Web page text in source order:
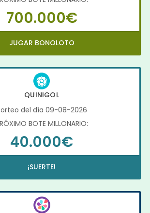
700.000€
JUGAR BONOLOTO
QUINIGOL
del día 09-08-2026
BOTE MILLONARIO:
40.000€
¡SUERTE!